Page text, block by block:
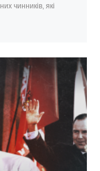
чинників, які